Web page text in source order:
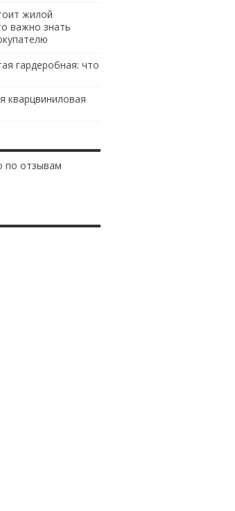
жилой
важно знать
гардеробная: что
кварцвиниловая
по отзывам